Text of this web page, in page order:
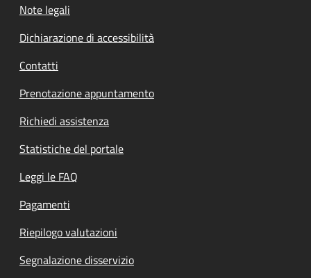
Note legali
Dichiarazione di accessibilità
Contatti
Prenotazione appuntamento
Richiedi assistenza
Statistiche del portale
Leggi le FAQ
Pagamenti
Riepilogo valutazioni
Segnalazione disservizio